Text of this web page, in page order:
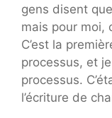
gens disent
mais pour moi,
C’est la
processus, et
processus.
l’écriture de